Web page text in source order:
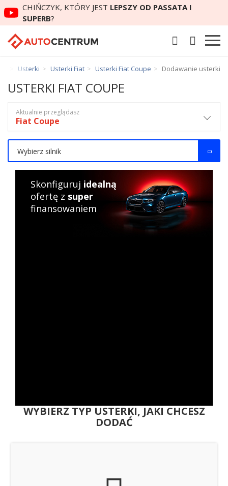
CHIŃCZYK, KTÓRY JEST LEPSZY OD PASSATA I
SUPERB?
Usterki Usterki Fiat Usterki Fiat Coupe Dodawanie usterki
WYBIERZ TYP USTERKI, JAKI CHCESZ
DODAĆ
USTERKI FIAT COUPE
Aktualnie przeglądasz
Fiat Coupe
Wybierz silnik
Skonfiguruj idealną
ofertę z super
finansowaniem